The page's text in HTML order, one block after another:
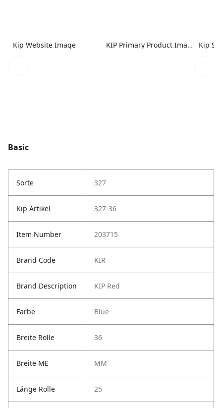
Kip Website Image KIP Primary Product Image - 2 Kip
Basic
Sorte 327
Kip Artikel 327-36
Item Number 203715
Brand Code KIR
Brand Description KIP Red
Farbe Blue
Breite Rolle 36
Breite ME MM
Länge Rolle 25